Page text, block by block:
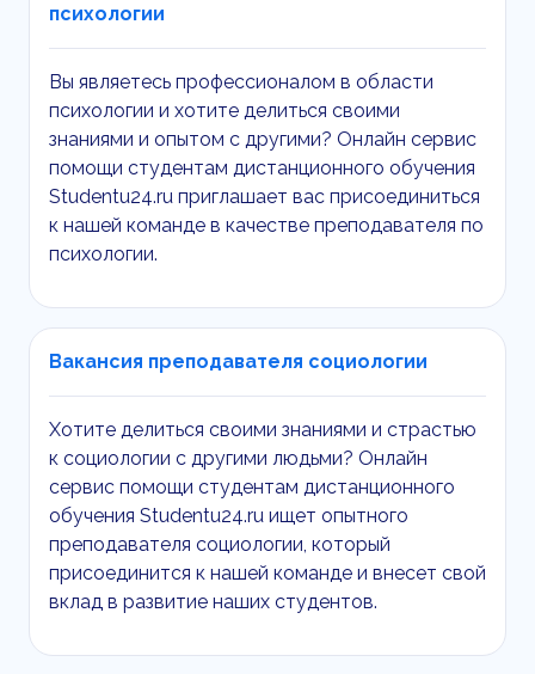
психологии
Вы являетесь профессионалом в области
психологии и хотите делиться своими
знаниями и опытом с другими? Онлайн сервис
помощи студентам дистанционного обучения
Studentu24.ru приглашает вас присоединиться
к нашей команде в качестве преподавателя по
психологии.
Вакансия преподавателя социологии
Хотите делиться своими знаниями и страстью
к социологии с другими людьми? Онлайн
сервис помощи студентам дистанционного
обучения Studentu24.ru ищет опытного
преподавателя социологии, который
присоединится к нашей команде и внесет свой
вклад в развитие наших студентов.